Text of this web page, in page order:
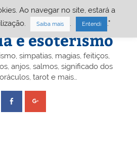
– Portal
e esoterismo
simpatias, magias, feitiços,
anjos, salmos, significado dos
tarot e mais…
Ao navegar no site, estará a
Saiba mais Entendi ."